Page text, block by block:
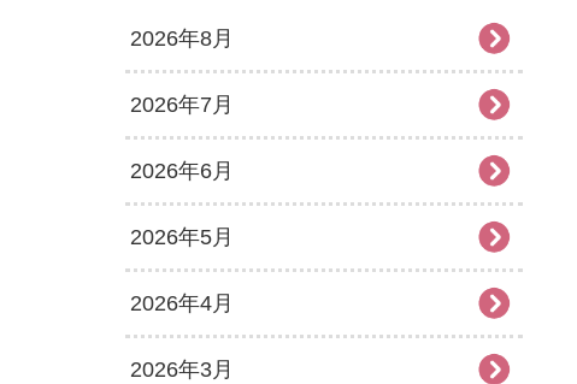
2026年8月
2026年7月
2026年6月
2026年5月
2026年4月
2026年3月